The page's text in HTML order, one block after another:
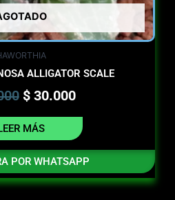
ALLIGATOR SCALE
$30.000
MÁS
POR WHATSAPP